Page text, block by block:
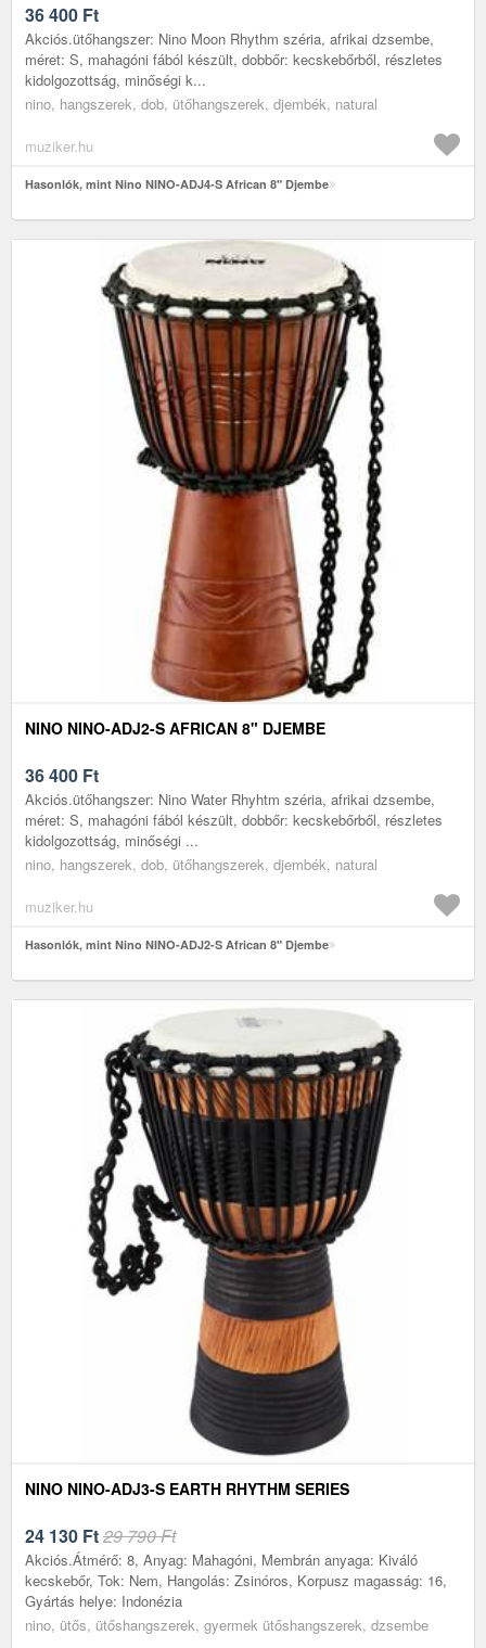
36 400 Ft
Akciós.ütőhangszer: Nino Moon Rhythm széria, afrikai dzsembe,
méret: S, mahagóni fából készült, dobbőr: kecskebőrből, részletes
kidolgozottság, minőségi k...
nino, hangszerek, dob, ütőhangszerek, djembék, natural
muziker.hu
Hasonlók, mint Nino NINO-ADJ4-S African 8" Djembe
NINO NINO-ADJ2-S AFRICAN 8" DJEMBE
36 400 Ft
Akciós.ütőhangszer: Nino Water Rhyhtm széria, afrikai dzsembe,
méret: S, mahagóni fából készült, dobbőr: kecskebőrből, részletes
kidolgozottság, minőségi ...
nino, hangszerek, dob, ütőhangszerek, djembék, natural
muziker.hu
Hasonlók, mint Nino NINO-ADJ2-S African 8" Djembe
NINO NINO-ADJ3-S EARTH RHYTHM SERIES
24 130 Ft29 790 Ft
Akciós.Átmérő: 8, Anyag: Mahagóni, Membrán anyaga: Kiváló
kecskebőr, Tok: Nem, Hangolás: Zsinóros, Korpusz magasság: 16,
Gyártás helye: Indonézia
nino, ütős, ütőshangszerek, gyermek ütőshangszerek, dzsembe